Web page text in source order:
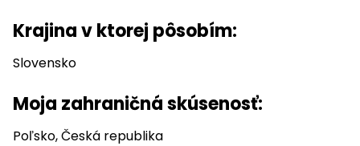
Krajina v ktorej pôsobím:
Slovensko
Moja zahraničná skúsenosť:
Poľsko, Česká republika